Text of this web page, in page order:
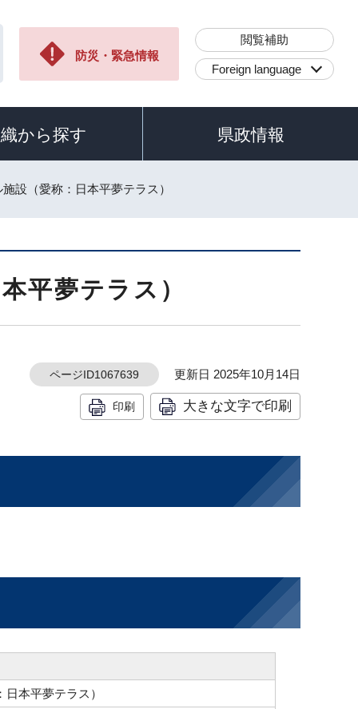
防災・緊急情報
閲覧補助
Foreign language
から探す 県政情報
設（愛称：日本平夢テラス）
平夢テラス）
ページID1067639 更新日 2025年10月14日
印刷 大きな文字で印刷
本平夢テラス）